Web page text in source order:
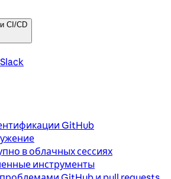
CI/CD
GitHub
в облачных сессиях
инструменты